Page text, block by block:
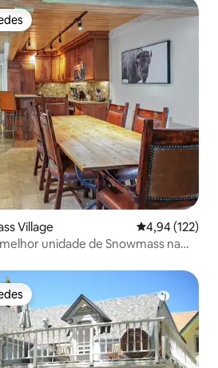
dos hóspedes
Village 4,94 de uma
4,94 (122)
unidade de Snowmass na
dos hóspedes